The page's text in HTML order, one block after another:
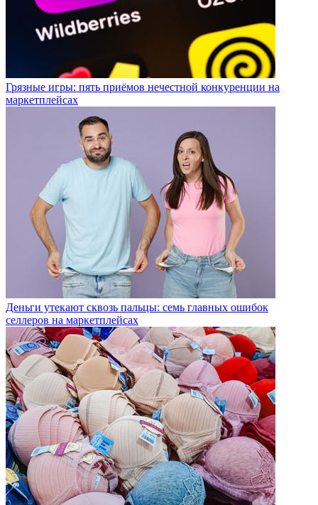
Грязные игры: пять приёмов нечестной конкуренции на
маркетплейсах
Деньги утекают сквозь пальцы: семь главных ошибок
селлеров на маркетплейсах